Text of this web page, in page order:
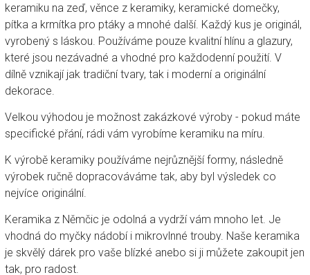
keramiku na zeď, věnce z keramiky, keramické domečky,
pítka a krmítka pro ptáky a mnohé další. Každý kus je originál,
vyrobený s láskou. Používáme pouze kvalitní hlínu a glazury,
které jsou nezávadné a vhodné pro každodenní použití. V
dílně vznikají jak tradiční tvary, tak i moderní a originální
dekorace.
Velkou výhodou je možnost zakázkové výroby - pokud máte
specifické přání, rádi vám vyrobíme keramiku na míru.
K výrobě keramiky používáme nejrůznější formy, následně
výrobek ručně dopracováváme tak, aby byl výsledek co
nejvíce originální.
Keramika z Němčic je odolná a vydrží vám mnoho let. Je
vhodná do myčky nádobí i mikrovlnné trouby. Naše keramika
je skvělý dárek pro vaše blízké anebo si ji můžete zakoupit jen
tak, pro radost.